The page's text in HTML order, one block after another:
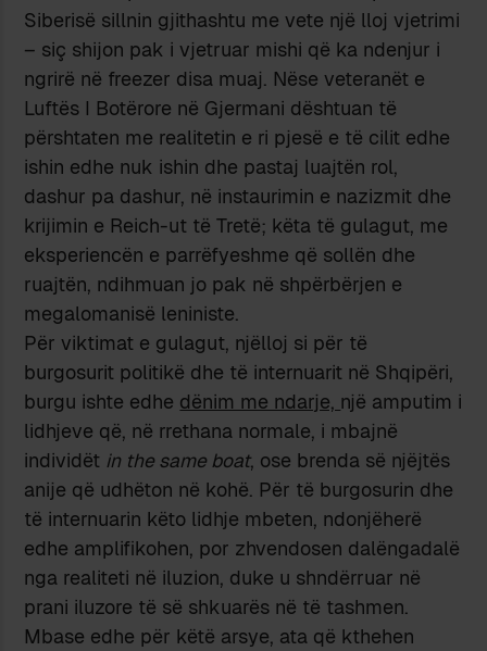
Siberisë sillnin gjithashtu me vete një lloj vjetrimi
– siç shijon pak i vjetruar mishi që ka ndenjur i
ngrirë në freezer disa muaj. Nëse veteranët e
Luftës I Botërore në Gjermani dështuan të
përshtaten me realitetin e ri pjesë e të cilit edhe
ishin edhe nuk ishin dhe pastaj luajtën rol,
dashur pa dashur, në instaurimin e nazizmit dhe
krijimin e Reich-ut të Tretë; këta të gulagut, me
eksperiencën e parrëfyeshme që sollën dhe
ruajtën, ndihmuan jo pak në shpërbërjen e
megalomanisë leniniste.
Për viktimat e gulagut, njëlloj si për të
burgosurit politikë dhe të internuarit në Shqipëri,
burgu ishte edhe dënim me ndarje, një amputim i
lidhjeve që, në rrethana normale, i mbajnë
individët in the same boat, ose brenda së njëjtës
anije që udhëton në kohë. Për të burgosurin dhe
të internuarin këto lidhje mbeten, ndonjëherë
edhe amplifikohen, por zhvendosen dalëngadalë
nga realiteti në iluzion, duke u shndërruar në
prani iluzore të së shkuarës në të tashmen.
Mbase edhe për këtë arsye, ata që kthehen